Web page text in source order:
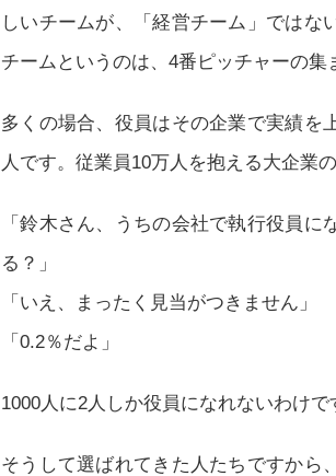
しいチームが、「経営チーム」ではな
チームというのは、4番ピッチャーの集
多くの場合、役員はその企業で実績を
人です。従業員10万人を抱える大企業
「鈴木さん、うちの会社で執行役員
る？」
「いえ、まったく見当がつきません」
「0.2％だよ」
1000人に2人しか役員になれないわけで
そうして選ばれてきた人たちですから